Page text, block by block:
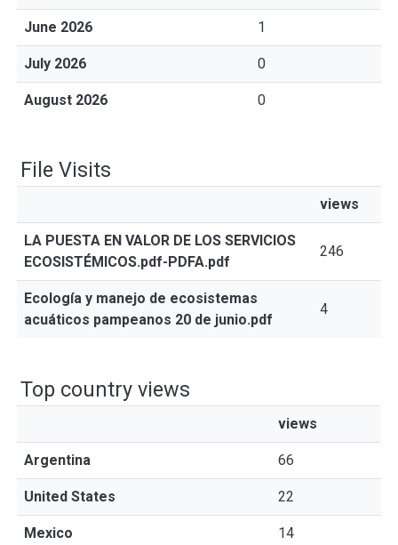
June 2026 1
July 2026 0
August 2026 0
File Visits
views
LA PUESTA EN VALOR DE LOS SERVICIOS
ECOSISTÉMICOS.pdf-PDFA.pdf
246
Ecología y manejo de ecosistemas
acuáticos pampeanos 20 de junio.pdf
4
Top country views
views
Argentina 66
United States 22
Mexico 14